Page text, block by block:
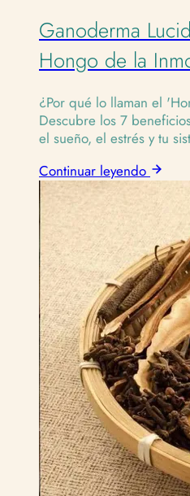
Ganoderma
Hongo de la
¿Por qué lo llaman el
Descubre los 7
el sueño, el estrés y tu
Continuar leyendo